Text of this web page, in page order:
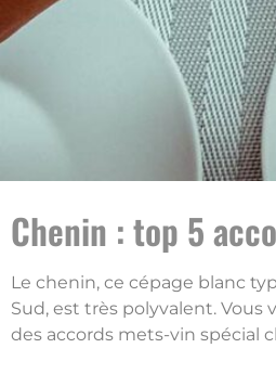
Chenin : top 5
Le chenin, ce cépage blanc
Sud, est très polyvalent.
des accords mets-vin spécial